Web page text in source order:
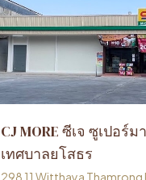
CJ MORE ซีเจ ซูเปอร์
เทศบาลยโสธร
298 11 Witthaya Thamrong